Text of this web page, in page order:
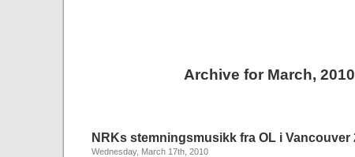
Archive for March, 2010
NRKs stemningsmusikk fra OL i Vancouver
Wednesday, March 17th, 2010